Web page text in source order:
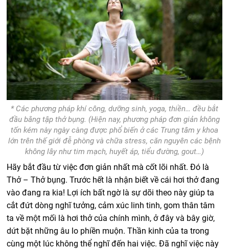
* Các phương pháp khí công, dưỡng sinh, yoga, thiền… đều bắt
đầu bằng tập thở bụng. (Hiện nay, phương pháp đơn giản không
tốn kém này ngày càng được phổ biến ở các Trung tâm y khoa
lớn trên thế giới đễ phòng và chữa stress, căn nguyên các bệnh
không lây như tim mạch, huyết áp, tiểu đường, gout…)
Hãy bắt đầu từ việc đơn giản nhất mà cốt lõi nhất. Đó là
Thở – Thở bụng. Trước hết là nhận biết về cái hơi thở đang
vào đang ra kia! Lợi ích bất ngờ là sự dõi theo này giúp ta
cắt đứt dòng nghĩ tưởng, cảm xúc linh tinh, gom thân tâm
ta về một mối là hơi thở của chính mình, ở đây và bây giờ,
dứt bặt những âu lo phiền muộn. Thần kinh của ta trong
cùng một lúc không thể nghĩ đến hai việc. Đã nghĩ việc này